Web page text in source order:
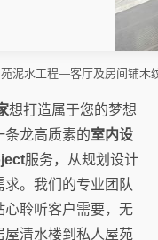
泥水工程—客厅及房间铺木
想打造属于您的梦想
条龙高质素的室内设
服务，从规划设计
。我们的专业团队
心聆听客户需要，无
清水楼到私人屋苑